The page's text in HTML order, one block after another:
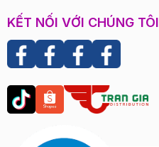
KẾT NỐI VỚI CHÚNG TÔI